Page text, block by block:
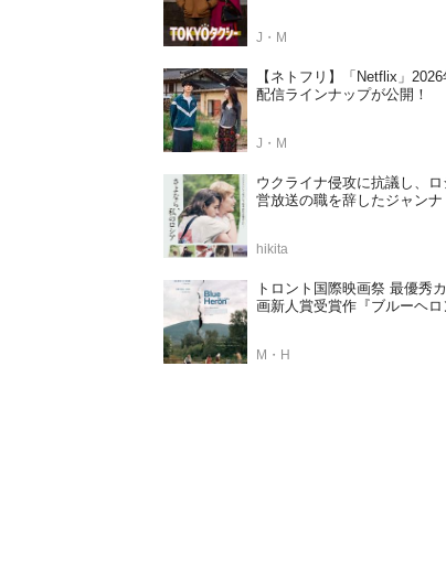
J・M
【ネトフリ】「Netflix」
配信ラインナップが公開！
J・M
ウクライナ侵攻に抗議し、ロ
営放送の職を辞したジャンナ
決定
hikita
トロント国際映画祭 最優秀
画新人賞受賞作『ブルーヘロ
M・H